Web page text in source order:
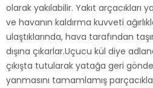
olarak yakılabilir. Yakıt arçacıkları
ve havanın kaldırma kuvveti
ulaştıklarında, hava tarafından
dışına çıkarlar.Uçucu kül diye
çıkışta tutularak yatağa geri
yanmasını tamamlamış